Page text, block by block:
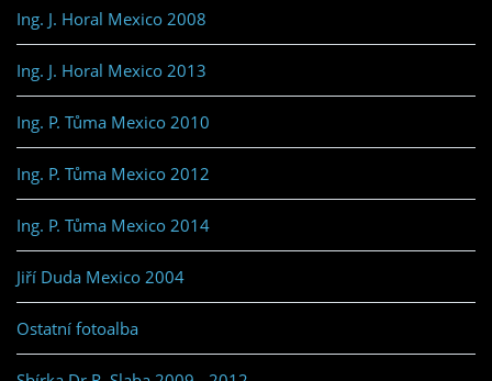
Ing. J. Horal Mexico 2008
Ing. J. Horal Mexico 2013
Ing. P. Tůma Mexico 2010
Ing. P. Tůma Mexico 2012
Ing. P. Tůma Mexico 2014
Jiří Duda Mexico 2004
Ostatní fotoalba